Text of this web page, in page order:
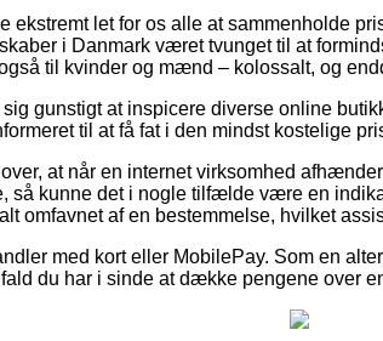
ekstremt let for os alle at sammenholde
i Danmark været tvunget til at
til kvinder og mænd – kolossalt, og
gunstigt at inspicere diverse online
til at få fat i den mindst kostelige
at når en internet virksomhed
så kunne det i nogle tilfælde være en
omfavnet af en bestemmelse, hvilket
med kort eller MobilePay. Som en
du har i sinde at dække pengene over